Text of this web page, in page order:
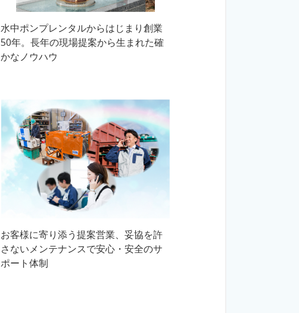
水中ポンプレンタルからはじまり創業
50年。長年の現場提案から生まれた確
かなノウハウ
お客様に寄り添う提案営業、妥協を許
さないメンテナンスで安心・安全のサ
ポート体制